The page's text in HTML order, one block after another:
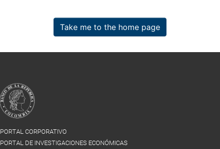
Take me to the home page
PORTAL CORPORATIVO
PORTAL DE INVESTIGACIONES ECONÓMICAS